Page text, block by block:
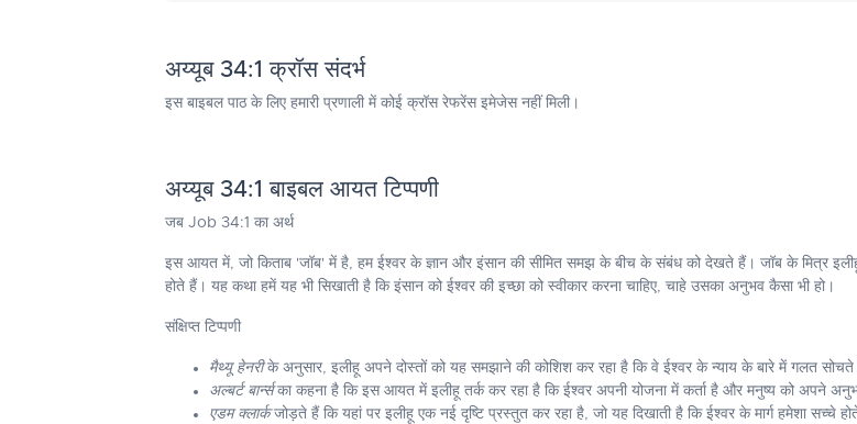
अय्यूब 34:1 क्रॉस संदर्भ
इस बाइबल पाठ के लिए हमारी प्रणाली में कोई क्रॉस रेफरेंस इमेजेस नहीं मिली।
अय्यूब 34:1 बाइबल आयत टिप्पणी
जब Job 34:1 का अर्थ
इस आयत में, जो किताब 'जॉब' में है, हम ईश्वर के ज्ञान और इंसान की सीमित समझ के बीच के संबंध को देखते हैं। जॉब के मित्र इलीहू
होते हैं। यह कथा हमें यह भी सिखाती है कि इंसान को ईश्वर की इच्छा को स्वीकार करना चाहिए, चाहे उसका अनुभव कैसा भी हो।
संक्षिप्त टिप्पणी
मैथ्यू हेनरीके अनुसार, इलीहू अपने दोस्तों को यह समझाने की कोशिश कर रहा है कि वे ईश्वर के न्याय के बारे में गलत सोचते
अल्बर्ट बार्न्सका कहना है कि इस आयत में इलीहू तर्क कर रहा है कि ईश्वर अपनी योजना में कर्ता है और मनुष्य को अपने अनुभव
एडम क्लार्कजोड़ते हैं कि यहां पर इलीहू एक नई दृष्टि प्रस्तुत कर रहा है, जो यह दिखाती है कि ईश्वर के मार्ग हमेशा सच्चे